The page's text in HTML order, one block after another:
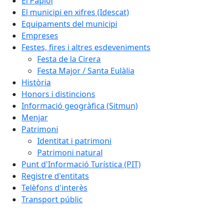
El municipi en xifres (Idescat)
Equipaments del municipi
Empreses
Festes, fires i altres esdeveniments
Festa de la Cirera
Festa Major / Santa Eulàlia
Història
Honors i distincions
Informació geogràfica (Sitmun)
Menjar
Patrimoni
Identitat i patrimoni
Patrimoni natural
Punt d'Informació Turística (PIT)
Registre d'entitats
Telèfons d'interès
Transport públic